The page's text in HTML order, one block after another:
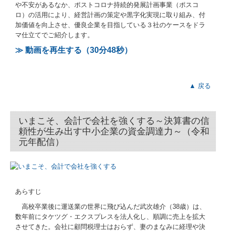
金融機関の皆様へ
巡回監査士が貴社を支援
建設業の会計をサポート
病医院の開業と経営改善
公益法人の新制度対応
社会福祉法人の新制度対応
や不安があるなか、ポストコロナ持続的発展計画事業（ポスコ
ロ）の活用により、経営計画の策定や黒字化実現に取り組み、付
加価値を向上させ、優良企業を目指している３社のケースをドラ
マ仕立てでご紹介します。
≫ 動画を再生する（30分48秒）
▲ 戻る
いまこそ、会計で会社を強くする～決算書の信
頼性が生み出す中小企業の資金調達力～（令和
元年配信）
あらすじ
高校卒業後に運送業の世界に飛び込んだ武次雄介（38歳）は、
数年前にタケツグ・エクスプレスを法人化し、順調に売上を拡大
させてきた。会社に顧問税理士はおらず、妻のまなみに経理や決